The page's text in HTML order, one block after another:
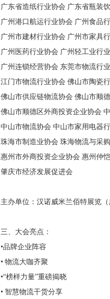
广东省造纸行业协会 广东省瓶装
广州港口航运行业协会 广州食品
广州市建材行业协会 广州市家具
广州医药行业协会 广州轻工业行
广州连锁经营协会 东莞市物流行
江门市物流行业协会 佛山市陶瓷
佛山市供应链物流协会 佛山市顺
佛山市顺德区外商投资企业协会
中山市物流协会 中山市家用电器
珠海市制造业协会 珠海物流与采
惠州市外商投资企业协会 惠州仲
肇庆市经济发展促进会
主办单位：汉诺威米兰佰特展览
三、大会亮点：
•品牌企业阵容
• 物流大咖齐聚
•“榜样力量”重磅揭晓
• 智慧物流干货分享